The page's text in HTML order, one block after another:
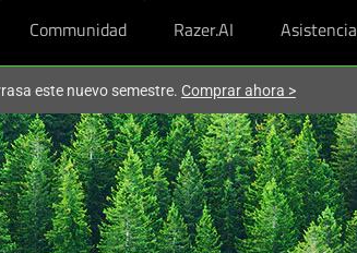
Communidad Razer.AI Asistencia
este nuevo semestre. Comprar ahora >